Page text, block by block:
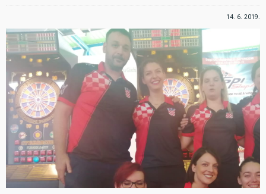
14. 6. 2019.